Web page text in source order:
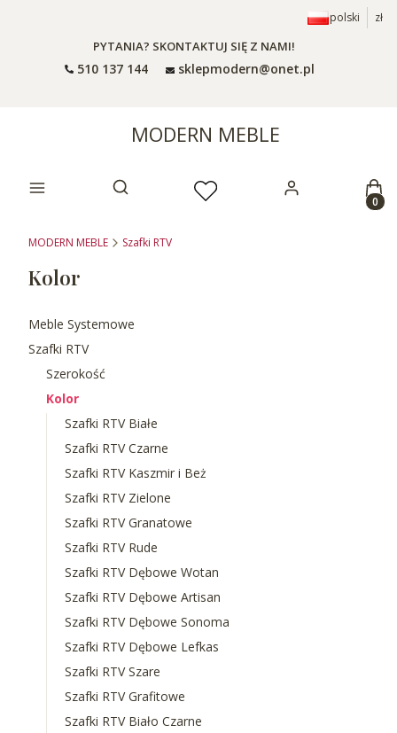
polski zł
PYTANIA? SKONTAKTUJ SIĘ Z NAMI!
510 137 144 sklepmodern@onet.pl
MODERN MEBLE
Otwórz wyszukiwarkę
MODERN MEBLE Szafki RTV
Kolor
Meble Systemowe
Szafki RTV
Szerokość
Kolor
Szafki RTV Białe
Szafki RTV Czarne
Szafki RTV Kaszmir i Beż
Szafki RTV Zielone
Szafki RTV Granatowe
Szafki RTV Rude
Szafki RTV Dębowe Wotan
Szafki RTV Dębowe Artisan
Szafki RTV Dębowe Sonoma
Szafki RTV Dębowe Lefkas
Szafki RTV Szare
Szafki RTV Grafitowe
Szafki RTV Biało Czarne